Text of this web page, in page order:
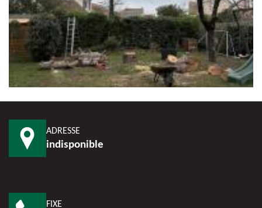
ADRESSE
indisponible
FIXE